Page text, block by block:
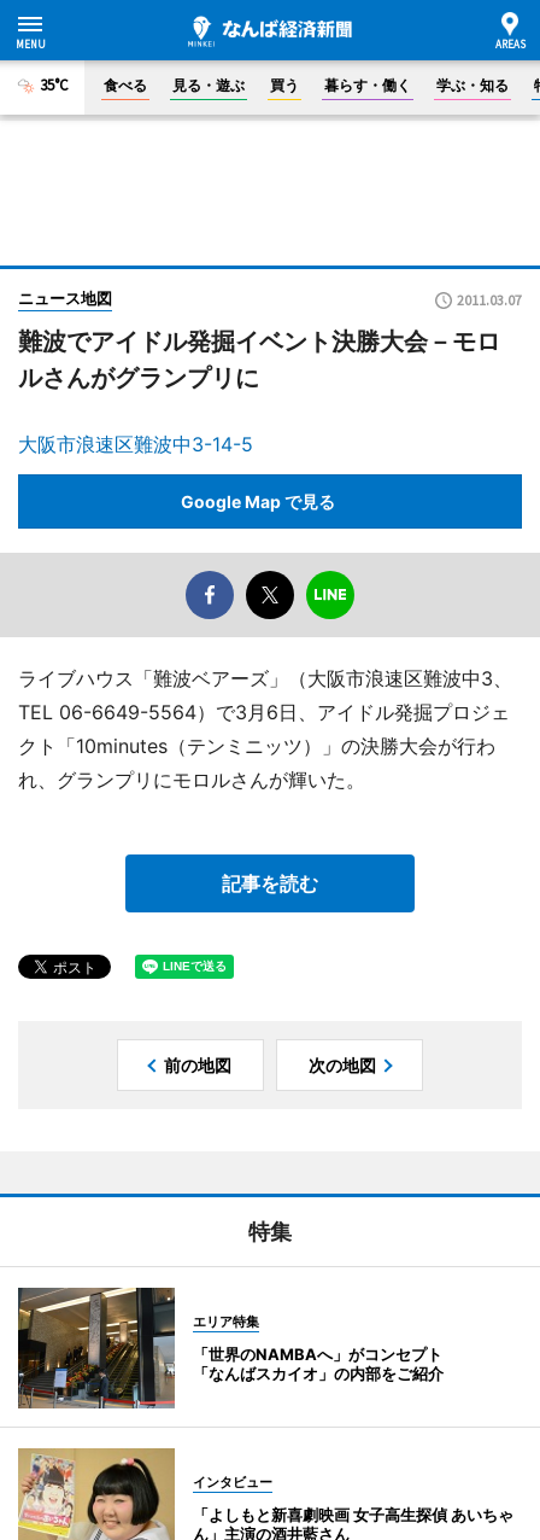
35°C 食べる 見る・遊ぶ 買う 暮らす・働く 学ぶ・知る
ニュース地図 2011.03.07
難波でアイドル発掘イベント決勝大会－モロ
ルさんがグランプリに
大阪市浪速区難波中3-14-5
Google Map で見る
ライブハウス「難波ベアーズ」（大阪市浪速区難波中3、
TEL 06-6649-5564）で3月6日、アイドル発掘プロジェ
クト「10minutes（テンミニッツ）」の決勝大会が行わ
れ、グランプリにモロルさんが輝いた。
記事を読む
前の地図 次の地図
特集
エリア特集
「世界のNAMBAへ」がコンセプト
「なんばスカイオ」の内部をご紹介
インタビュー
「よしもと新喜劇映画 女子高生探偵 あいちゃ
ん」主演の酒井藍さん